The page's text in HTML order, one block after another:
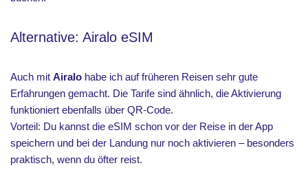
Alternative: Airalo eSIM
Auch mit Airalo habe ich auf früheren Reisen sehr gute
Erfahrungen gemacht. Die Tarife sind ähnlich, die Aktivierung
funktioniert ebenfalls über QR-Code.
Vorteil: Du kannst die eSIM schon vor der Reise in der App
speichern und bei der Landung nur noch aktivieren – besonders
praktisch, wenn du öfter reist.